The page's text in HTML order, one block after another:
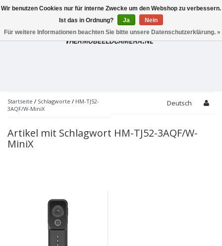
Toggle
Startseite / Schlagworte / HM-TJ52-
3AQF/W-MiniX
Deutsch
Artikel mit Schlagwort HM-TJ52-3AQF/W-
MiniX
Wir benutzen Cookies nur für interne Zwecke um den Webshop zu verbessern.
Ist das in Ordnung?
Ja
Nein
Für weitere Informationen beachten Sie bitte unsere Datenschutzerklärung. »